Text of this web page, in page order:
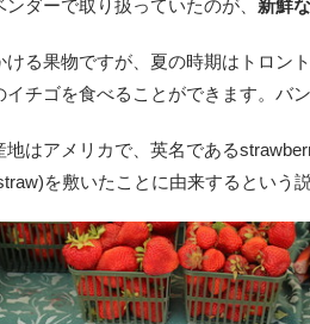
ダーで取り扱っていたのが、 新鮮
ける果物ですが、夏の時期はトロン
イチゴを食べることができます。バ
はアメリカで、英名である
を敷いたことに由来するという説